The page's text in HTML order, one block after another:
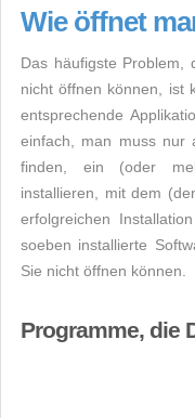
Wie öffnet
Das häufigste Problem,
nicht öffnen können, ist
entsprechende
einfach, man muss nur
finden, ein (oder
installieren, mit dem
erfolgreichen
soeben installierte
Sie nicht öffnen können.
Programme, die